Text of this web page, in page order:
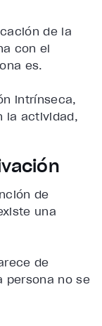
de la
con el
es.
intrínseca,
la actividad,
de
una
de
persona no se